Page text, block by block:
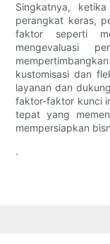
Singkatnya,
perangkat keras,
faktor seperti
mengevaluasi
kustomisasi dan
layanan dan
faktor-faktor kunci
tepat yang
mempersiapkan
.